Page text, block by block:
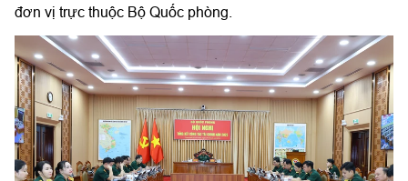
đơn vị trực thuộc Bộ Quốc phòng.